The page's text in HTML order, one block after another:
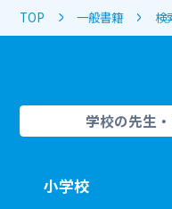
TOP 一般書籍 検
学校の先生
小学校